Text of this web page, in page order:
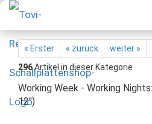
« Erster « zurück weiter »
296Artikel in dieser Kategorie
Working Week - Working
12")